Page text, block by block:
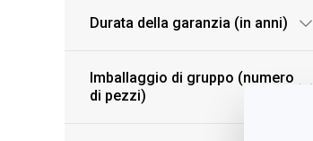
Durata della garanzia (in anni)
Imballaggio di gruppo (numero
di pezzi)